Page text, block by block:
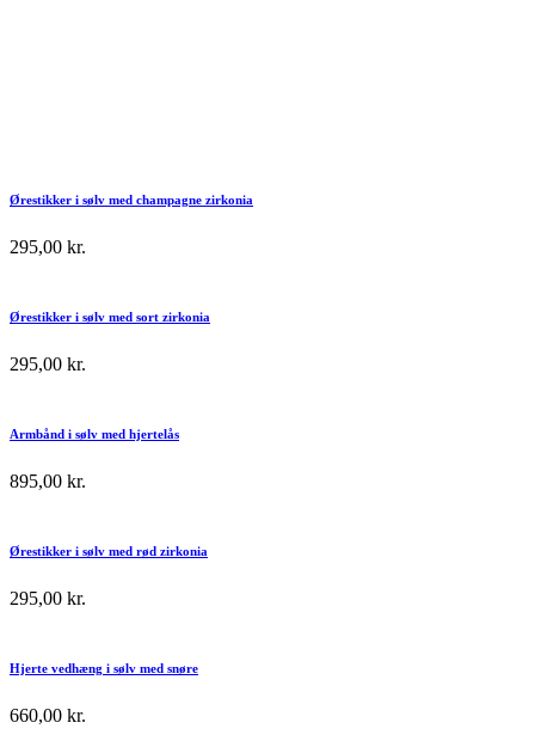
Ørestikker i sølv med champagne zirkonia
295,00 kr.
Ørestikker i sølv med sort zirkonia
295,00 kr.
Armbånd i sølv med hjertelås
895,00 kr.
Ørestikker i sølv med rød zirkonia
295,00 kr.
Hjerte vedhæng i sølv med snøre
660,00 kr.